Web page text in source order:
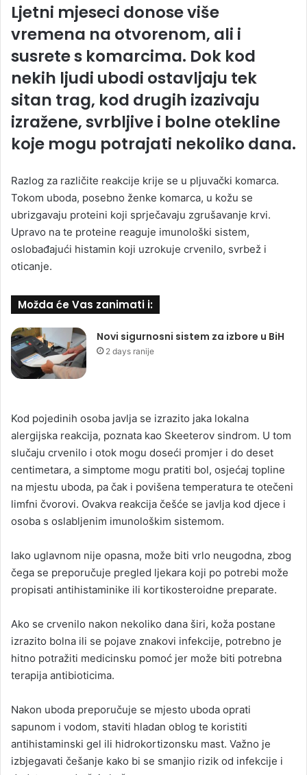
Ljetni mjeseci donose više
vremena na otvorenom, ali i
susrete s komarcima. Dok kod
nekih ljudi ubodi ostavljaju tek
sitan trag, kod drugih izazivaju
izražene, svrbljive i bolne otekline
koje mogu potrajati nekoliko dana.
Razlog za različite reakcije krije se u pljuvački komarca.
Tokom uboda, posebno ženke komarca, u kožu se
ubrizgavaju proteini koji sprječavaju zgrušavanje krvi.
Upravo na te proteine reaguje imunološki sistem,
oslobađajući histamin koji uzrokuje crvenilo, svrbež i
oticanje.
Možda će Vas zanimati i:
Novi sigurnosni sistem za izbore u BiH
2 days ranije
Kod pojedinih osoba javlja se izrazito jaka lokalna
alergijska reakcija, poznata kao Skeeterov sindrom. U tom
slučaju crvenilo i otok mogu doseći promjer i do deset
centimetara, a simptome mogu pratiti bol, osjećaj topline
na mjestu uboda, pa čak i povišena temperatura te otečeni
limfni čvorovi. Ovakva reakcija češće se javlja kod djece i
osoba s oslabljenim imunološkim sistemom.
Iako uglavnom nije opasna, može biti vrlo neugodna, zbog
čega se preporučuje pregled ljekara koji po potrebi može
propisati antihistaminike ili kortikosteroidne preparate.
Ako se crvenilo nakon nekoliko dana širi, koža postane
izrazito bolna ili se pojave znakovi infekcije, potrebno je
hitno potražiti medicinsku pomoć jer može biti potrebna
terapija antibioticima.
Nakon uboda preporučuje se mjesto uboda oprati
sapunom i vodom, staviti hladan oblog te koristiti
antihistaminski gel ili hidrokortizonsku mast. Važno je
izbjegavati češanje kako bi se smanjio rizik od infekcije i